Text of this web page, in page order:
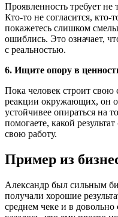
Проявленность требует не
Кто-то не согласится,
покажетесь слишком
ошиблись. Это означает,
с реальностью.
6. Ищите опору в
Пока человек строит свою
реакции окружающих, он
устойчивее опираться на
помогаете, какой
свою работу.
Пример из
Александр был сильным
получали хорошие
среднем чеке и в